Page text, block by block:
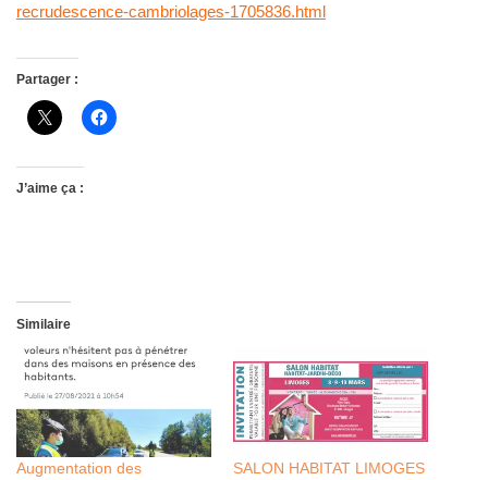
recrudescence-cambriolages-1705836.html
Partager :
J’aime ça :
Similaire
Augmentation des
SALON HABITAT LIMOGES